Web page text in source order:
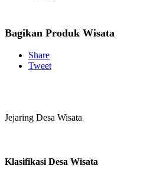
Bagikan Produk Wisata
Share
Tweet
Jejaring Desa Wisata
Klasifikasi Desa Wisata